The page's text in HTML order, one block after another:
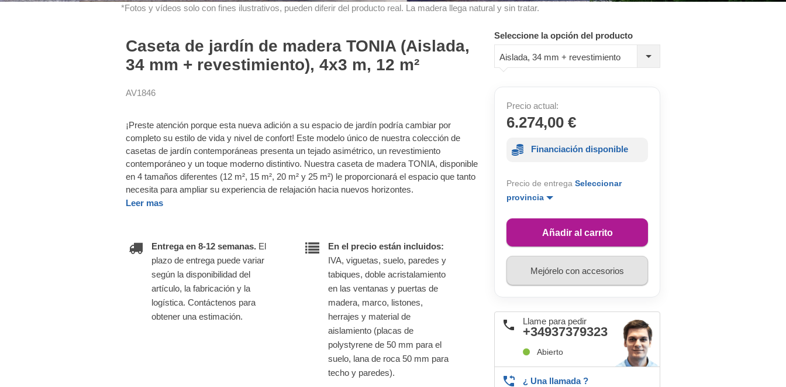
*Fotos y vídeos solo con fines ilustrativos, pueden diferir del producto real. La madera llega natural y sin tratar.
Caseta de jardín de madera TONIA (Aislada,
34 mm + revestimiento), 4x3 m, 12 m²
AV1846
¡Preste atención porque esta nueva adición a su espacio de jardín podría cambiar por
completo su estilo de vida y nivel de confort! Este modelo único de nuestra colección de
casetas de jardín contemporáneas presenta un tejado asimétrico, un revestimiento
contemporáneo y un toque moderno distintivo. Nuestra caseta de madera TONIA, disponible
en 4 tamaños diferentes (12 m², 15 m², 20 m² y 25 m²) le proporcionará el espacio que tanto
necesita para ampliar su experiencia de relajación hacia nuevos horizontes.
Leer mas
Entrega en 8-12 semanas. El
plazo de entrega puede variar
según la disponibilidad del
artículo, la fabricación y la
logística. Contáctenos para
obtener una estimación.
En el precio están incluidos:
IVA, viguetas, suelo, paredes y
tabiques, doble acristalamiento
en las ventanas y puertas de
madera, marco, listones,
herrajes y material de
aislamiento (placas de
polystyrene de 50 mm para el
suelo, lana de roca 50 mm para
techo y paredes).
Seleccione la opción del producto
Aislada, 34 mm + revestimiento
Precio actual:
6.274,00 €
Financiación disponible
Precio de entrega Seleccionar
provincia
Añadir al carrito
Mejórelo con accesorios
Llame para pedir
+34937379323
Abierto
¿ Una llamada ?